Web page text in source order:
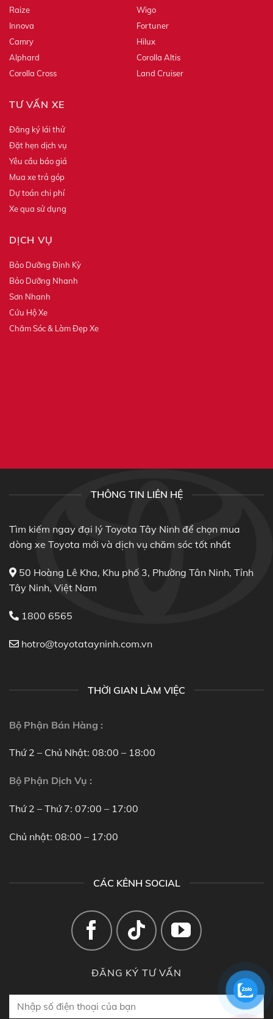
Raize
Wigo
Innova
Fortuner
Camry
Hilux
Alphard
Corolla Altis
Corolla Cross
Land Cruiser
TƯ VẤN XE
Đăng ký lái thử
Đặt hẹn dịch vụ
Yêu cầu báo giá
Mua xe trả góp
Dự toán chi phí
Xe qua sử dụng
DỊCH VỤ
Bảo Dưỡng Định Kỳ
Bảo Dưỡng Nhanh
Sơn Nhanh
Cứu Hộ Xe
Chăm Sóc & Làm Đẹp Xe
THÔNG TIN LIÊN HỆ
Tìm kiếm ngay đại lý Toyota Tây Ninh để chọn mua
dòng xe Toyota mới và dịch vụ chăm sóc tốt nhất
50 Hoàng Lê Kha, Khu phố 3, Phường Tân Ninh, Tỉnh
Tây Ninh, Việt Nam
1800 6565
hotro@toyotatayninh.com.vn
THỜI GIAN LÀM VIỆC
Bộ Phận Bán Hàng :
Thứ 2 – Chủ Nhật: 08:00 – 18:00
Bộ Phận Dịch Vụ :
Thứ 2 – Thứ 7: 07:00 – 17:00
Chủ nhật: 08:00 – 17:00
CÁC KÊNH SOCIAL
ĐĂNG KÝ TƯ VẤN